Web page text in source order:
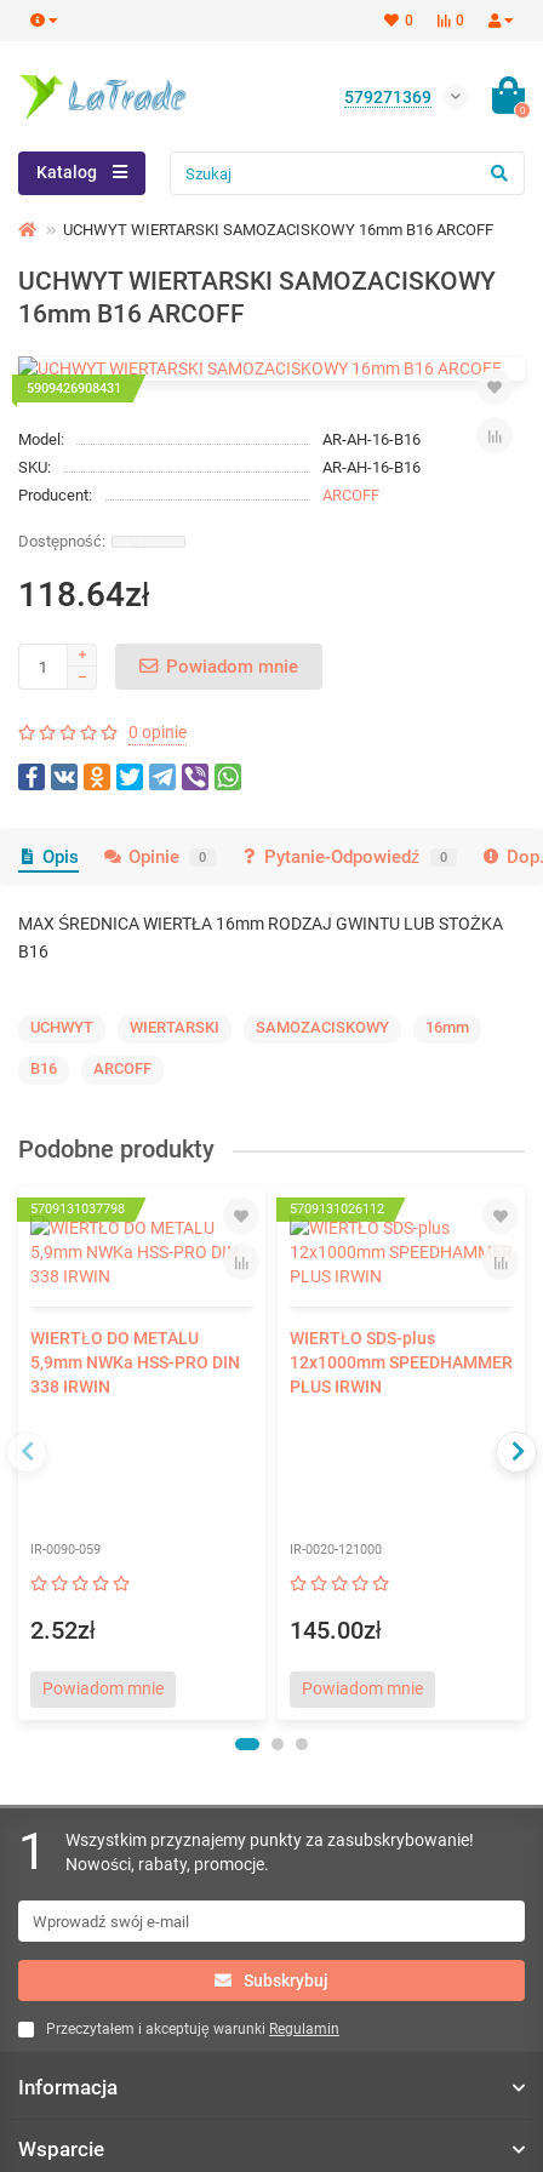
0
0
579271369
0
Katalog
UCHWYT WIERTARSKI SAMOZACISKOWY 16mm B16 ARCOFF
UCHWYT WIERTARSKI SAMOZACISKOWY
16mm B16 ARCOFF
5909426908431
Model:
AR-AH-16-B16
SKU:
AR-AH-16-B16
Producent:
ARCOFF
118.64zł
Powiadom mnie
0 opinie
Opis Opinie 0 Pytanie-Odpowiedź 0
MAX ŚREDNICA WIERTŁA 16mm RODZAJ GWINTU LUB STOŻKA
B16
UCHWYT WIERTARSKI SAMOZACISKOWY 16mm
B16 ARCOFF
Podobne produkty
5709131037798
WIERTŁO DO METALU
5,9mm NWKa HSS-PRO DIN
338 IRWIN
IR-0090-059
2.52zł
Powiadom mnie
5709131026112
WIERTŁO SDS-plus
12x1000mm SPEEDHAMMER
PLUS IRWIN
IR-0020-121000
145.00zł
Powiadom mnie
1
Wszystkim przyznajemy punkty za zasubskrybowanie!
Nowości, rabaty, promocje.
Subskrybuj
Przeczytałem i akceptuję warunki Regulamin
Informacja
Wsparcie